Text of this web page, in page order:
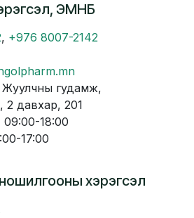
ЭМНБ
, +976 8007-2142
гудамж,
давхар, 201
18:00
17:00
хэрэгсэл